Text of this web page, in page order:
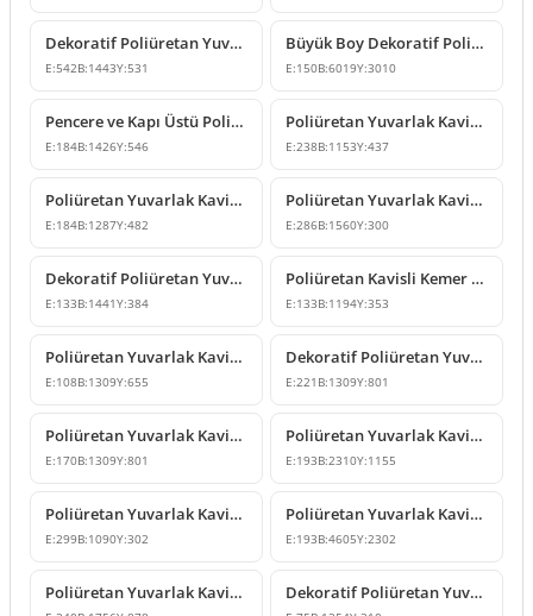
Dekoratif Poliüretan Yuvarlak Kavis Kemer Süsleme Modeli
E:542B:1443Y:531
Büyük Boy Dekoratif Poliüretan Yuvarlak Kavis Kemer
E:150B:6019Y:3010
Pencere ve Kapı Üstü Poliüretan Yuvarlak Kavis Kemer Sövesi
E:184B:1426Y:546
Poliüretan Yuvarlak Kavis Kemer Modeli
E:238B:1153Y:437
Poliüretan Yuvarlak Kavis Kemer Dekorasyon Modelleri
E:184B:1287Y:482
Poliüretan Yuvarlak Kavisli Kemer ve Söve Tasarımı
E:286B:1560Y:300
Dekoratif Poliüretan Yuvarlak Kavis Kemer Modelleri
E:133B:1441Y:384
Poliüretan Kavisli Kemer ve Pencere Üstü Dekor Modeli
E:133B:1194Y:353
Poliüretan Yuvarlak Kavis Kemer Modeli
E:108B:1309Y:655
Dekoratif Poliüretan Yuvarlak Kavis Kemer Modelleri
E:221 B:1309Y:801
Poliüretan Yuvarlak Kavis Kemer Modeli
E:170B:1309Y:801
Poliüretan Yuvarlak Kavis Kemer Kapı ve Pencere Üstü Dekor
E:193B:2310Y:1155
Poliüretan Yuvarlak Kavisli Kemer ve Kapı Üstü Dekor Modelleri
E:299B:1090Y:302
Poliüretan Yuvarlak Kavis Kemer Modeli
E:193B:4605Y:2302
Poliüretan Yuvarlak Kavis Kemer Modeli Dekoratif Poliüretan Yuvarlak Kavis Kemer Modeli